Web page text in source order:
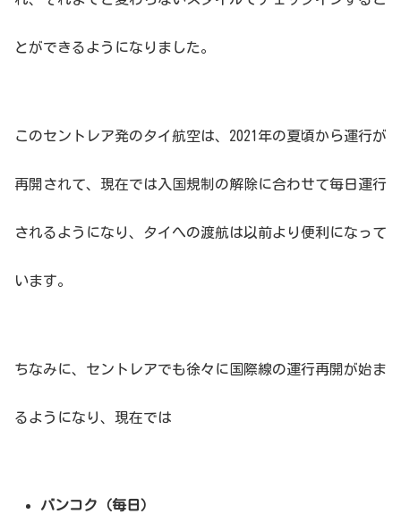
とができるようになりました。
このセントレア発のタイ航空は、2021年の夏頃から運行が
再開されて、現在では入国規制の解除に合わせて毎日運行
されるようになり、タイへの渡航は以前より便利になって
います。
ちなみに、セントレアでも徐々に国際線の運行再開が始ま
るようになり、現在では
バンコク（毎日）